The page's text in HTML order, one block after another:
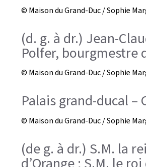
© Maison du Grand-Duc / Sophie
(d. g. à dr.) Jean-
Polfer, bourgmestre
© Maison du Grand-Duc / Sophie
Palais grand-ducal –
© Maison du Grand-Duc / Sophie
(de g. à dr.) S.M. la
d’Orange ; S.M. le